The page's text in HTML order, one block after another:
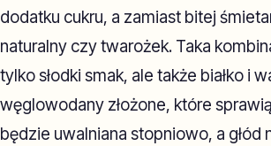
dodatku cukru, a zamiast bitej
naturalny czy twarożek. Taka
tylko słodki smak, ale także białko i
węglowodany złożone, które
będzie uwalniana stopniowo, a głód